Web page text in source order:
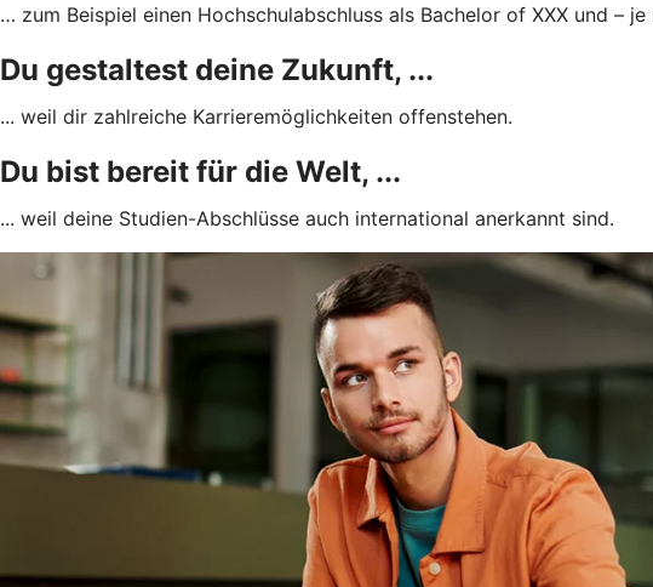
… zum Beispiel einen Hochschulabschluss als Bachelor of XXX und –
Du gestaltest deine Zukunft, ...
... weil dir zahlreiche Karrieremöglichkeiten offenstehen.
Du bist bereit für die Welt, ...
... weil deine Studien-Abschlüsse auch international anerkannt sind.